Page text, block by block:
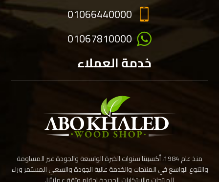
01066440000
01067810000
خدمة العملاء
منذ عام 1984، أكسبتنا سنوات الخبرة الواسعة والجودة غير المساومة
والتنوع الواسع في المنتجات والخدمة عالية الجودة والسعي المستمر وراء